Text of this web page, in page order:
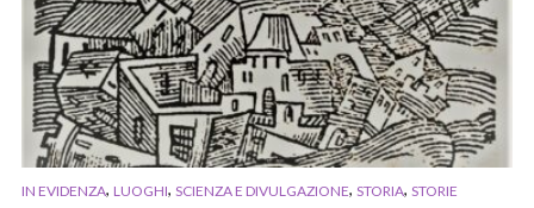
IN EVIDENZA, LUOGHI, SCIENZA E DIVULGAZIONE, STORIA, STORIE